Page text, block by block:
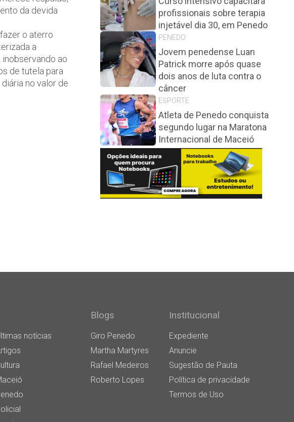
da devida
o aterro
a
ao
de tutela para
no valor de
profissionais sobre terapia
injetável dia 30, em Penedo
PENEDO
Jovem penedense Luan
Patrick morre após quase
dois anos de luta contra o
câncer
ESPORTE
Atleta de Penedo conquista
segundo lugar na Maratona
Internacional de Maceió
notícias
Blogs
Giro Penedo
Martha Martyres
Rafael Medeiros
Roberto Lopes
Institucional
Expediente
Anuncie
Sugestão de Pauta
Política de privacidade
Termos de Uso